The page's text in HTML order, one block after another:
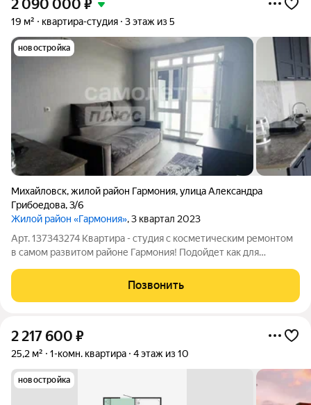
2 090 000 ₽
19 м² квартира-студия 3 этаж из 5
новостройка
Михайловск,жилой район Гармония,улица Александра
Грибоедова,3/6
Жилой район «Гармония», 3 квартал 2023
Арт. 137343274 Квартира - студия с косметическим ремонтом
в самом развитом районе Гармония! Подойдет как для
детская площадка, Wb, Ozon. Развитая инфраструктура рядом
детский сад и школа 23,
Позвонить
2 217 600 ₽
25,2 м² 1-комн. квартира 4 этаж из 10
новостройка